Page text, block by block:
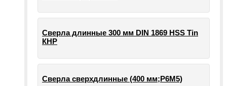
Сверла длинные 300 мм DIN 1869 HSS Tin
КНР
Сверла сверхдлинные (400 мм;Р6М5)